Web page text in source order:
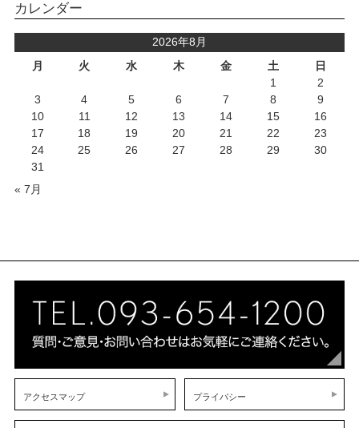
カレンダー
2026年8月
月
火 水 木 金 土 日
« 7月
1
2
3
4 5 6 7 8
9
10
11 12 13 14 15
16
17
18 19 20 21 22
23
24
25 26 27 28 29
30
31
アクセスマップ プライバシー